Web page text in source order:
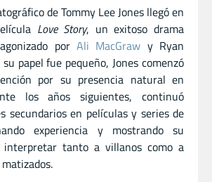
de Tommy Lee Jones llegó en
Love Story, un exitoso drama
por Ali MacGraw y Ryan
su papel fue pequeño, Jones comenzó
por su presencia natural en
los años siguientes, continuó
secundarios en películas y series de
experiencia y mostrando su
interpretar tanto a villanos como a